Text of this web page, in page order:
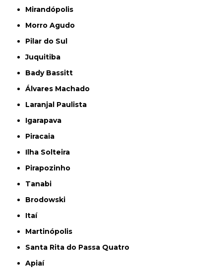
Mirandópolis
Morro Agudo
Pilar do Sul
Juquitiba
Bady Bassitt
Álvares Machado
Laranjal Paulista
Igarapava
Piracaia
Ilha Solteira
Pirapozinho
Tanabi
Brodowski
Itaí
Martinópolis
Santa Rita do Passa Quatro
Apiaí